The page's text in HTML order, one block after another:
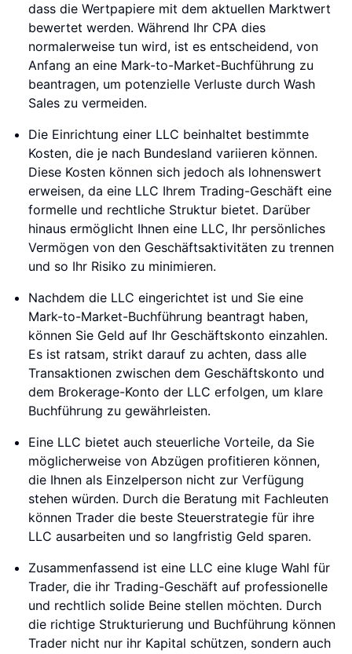
dass die Wertpapiere mit dem aktuellen Marktwert
bewertet werden. Während Ihr CPA dies
normalerweise tun wird, ist es entscheidend, von
Anfang an eine Mark-to-Market-Buchführung zu
beantragen, um potenzielle Verluste durch Wash
Sales zu vermeiden.
Die Einrichtung einer LLC beinhaltet bestimmte
Kosten, die je nach Bundesland variieren können.
Diese Kosten können sich jedoch als lohnenswert
erweisen, da eine LLC Ihrem Trading-Geschäft eine
formelle und rechtliche Struktur bietet. Darüber
hinaus ermöglicht Ihnen eine LLC, Ihr persönliches
Vermögen von den Geschäftsaktivitäten zu trennen
und so Ihr Risiko zu minimieren.
Nachdem die LLC eingerichtet ist und Sie eine
Mark-to-Market-Buchführung beantragt haben,
können Sie Geld auf Ihr Geschäftskonto einzahlen.
Es ist ratsam, strikt darauf zu achten, dass alle
Transaktionen zwischen dem Geschäftskonto und
dem Brokerage-Konto der LLC erfolgen, um klare
Buchführung zu gewährleisten.
Eine LLC bietet auch steuerliche Vorteile, da Sie
möglicherweise von Abzügen profitieren können,
die Ihnen als Einzelperson nicht zur Verfügung
stehen würden. Durch die Beratung mit Fachleuten
können Trader die beste Steuerstrategie für ihre
LLC ausarbeiten und so langfristig Geld sparen.
Zusammenfassend ist eine LLC eine kluge Wahl für
Trader, die ihr Trading-Geschäft auf professionelle
und rechtlich solide Beine stellen möchten. Durch
die richtige Strukturierung und Buchführung können
Trader nicht nur ihr Kapital schützen, sondern auch